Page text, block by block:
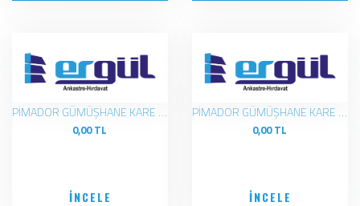
PİMADOR GÜMÜŞHANE KARE ROZETLİ ALTIN-BEYAZ KOL
0,00 TL
İNCELE
PİMADOR GÜMÜŞHANE KARE ROZETLİ KROM-MAT SİYAH KOL
0,00 TL
İNCELE